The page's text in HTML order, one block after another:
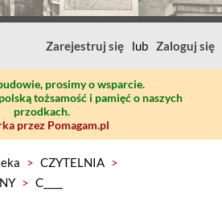
Zarejestruj się lub Zaloguj się
prosimy o wsparcie.
tożsamość i pamięć o naszych
przodkach.
przez Pomagam.pl
> CZYTELNIA >
> C____